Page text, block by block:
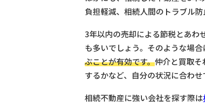
負担軽減、相続人間のトラブル
3年以内の売却による節税とあわ
も多いでしょう。そのような場合
ぶことが有効です。仲介と買取
するかなど、自分の状況に合わせ
相続不動産に強い会社を探す際は